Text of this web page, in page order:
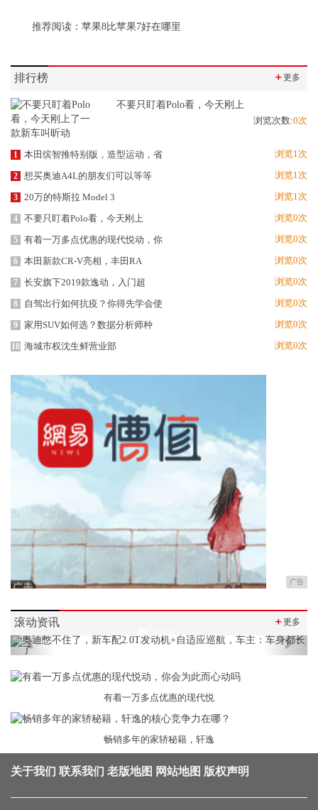
推荐阅读： 苹果8比苹果7好在哪里
排行榜 ＋更多
不要只盯着Polo看，今天刚上
浏览次数:0次
1 本田缤智推特别版，造型运动，省 浏览1次
2 想买奥迪A4L的朋友们可以等等 浏览1次
3 20万的特斯拉 Model 3 浏览1次
4 不要只盯着Polo看，今天刚上 浏览0次
5 有着一万多点优惠的现代悦动，你 浏览0次
6 本田新款CR-V亮相，丰田RA 浏览0次
7 长安旗下2019款逸动，入门超 浏览0次
8 自驾出行如何抗疫？你得先学会使 浏览0次
9 家用SUV如何选？数据分析师种 浏览0次
10 海城市权沈生鲜营业部 浏览0次
广告
滚动资讯 ＋更多
Previous Next
有着一万多点优惠的现代悦
畅销多年的家轿秘籍，轩逸
关于我们 联系我们 老版地图 网站地图 版权声明